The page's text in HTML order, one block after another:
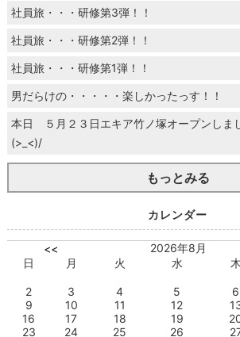
社員旅・・・研修第3弾！！
社員旅・・・研修第2弾！！
社員旅・・・研修第1弾！！
男だらけの・・・・・楽しかったっす！！
本日 ５月２３日エキア竹ノ塚オープンしま
(>_<)/
もっとみる
カレンダー
<<
2026年8月
日
月 火 水 木
2
3 4 5 6
9
10 11 12
16
17 18 19
23
24 25 26